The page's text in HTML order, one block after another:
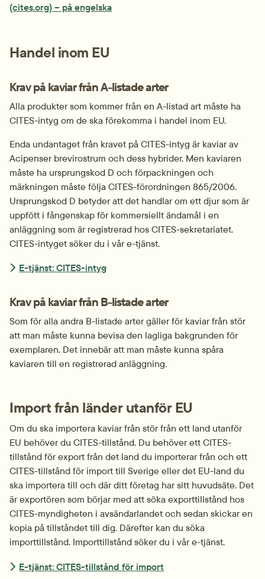
(cites.org) – på engelska
Handel inom EU
Krav på kaviar från A-listade arter
Alla produkter som kommer från en A-listad art måste ha
CITES-intyg om de ska förekomma i handel inom EU.
Enda undantaget från kravet på CITES-intyg är kaviar av
Acipenser brevirostrum och dess hybrider. Men kaviaren
måste ha ursprungskod D och förpackningen och
märkningen måste följa CITES-förordningen 865/2006.
Ursprungskod D betyder att det handlar om ett djur som är
uppfött i fångenskap för kommersiellt ändamål i en
anläggning som är registrerad hos CITES-sekretariatet.
CITES-intyget söker du i vår e-tjänst.
E-tjänst: CITES-intyg
Krav på kaviar från B-listade arter
Som för alla andra B-listade arter gäller för kaviar från stör
att man måste kunna bevisa den lagliga bakgrunden för
exemplaren. Det innebär att man måste kunna spåra
kaviaren till en registrerad anläggning.
Import från länder utanför EU
Om du ska importera kaviar från stör från ett land utanför
EU behöver du CITES-tillstånd. Du behöver ett CITES-
tillstånd för export från det land du importerar från och ett
CITES-tillstånd för import till Sverige eller det EU-land du
ska importera till och där ditt företag har sitt huvudsäte. Det
är exportören som börjar med att söka exporttillstånd hos
CITES-myndigheten i avsändarlandet och sedan skickar en
kopia på tillståndet till dig. Därefter kan du söka
importtillstånd. Importtillstånd söker du i vår e-tjänst.
E-tjänst: CITES-tillstånd för import